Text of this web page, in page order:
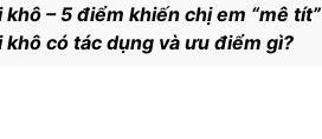
– 5 điểm khiến chị em “mê tít”
khô có tác dụng và ưu điểm gì?